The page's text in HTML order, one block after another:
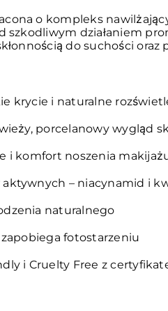
o kompleks
szkodliwym działaniem
do suchości oraz
krycie i naturalne
porcelanowy wygląd
i komfort noszenia
– niacynamid i
naturalnego
fotostarzeniu
i Cruelty Free z